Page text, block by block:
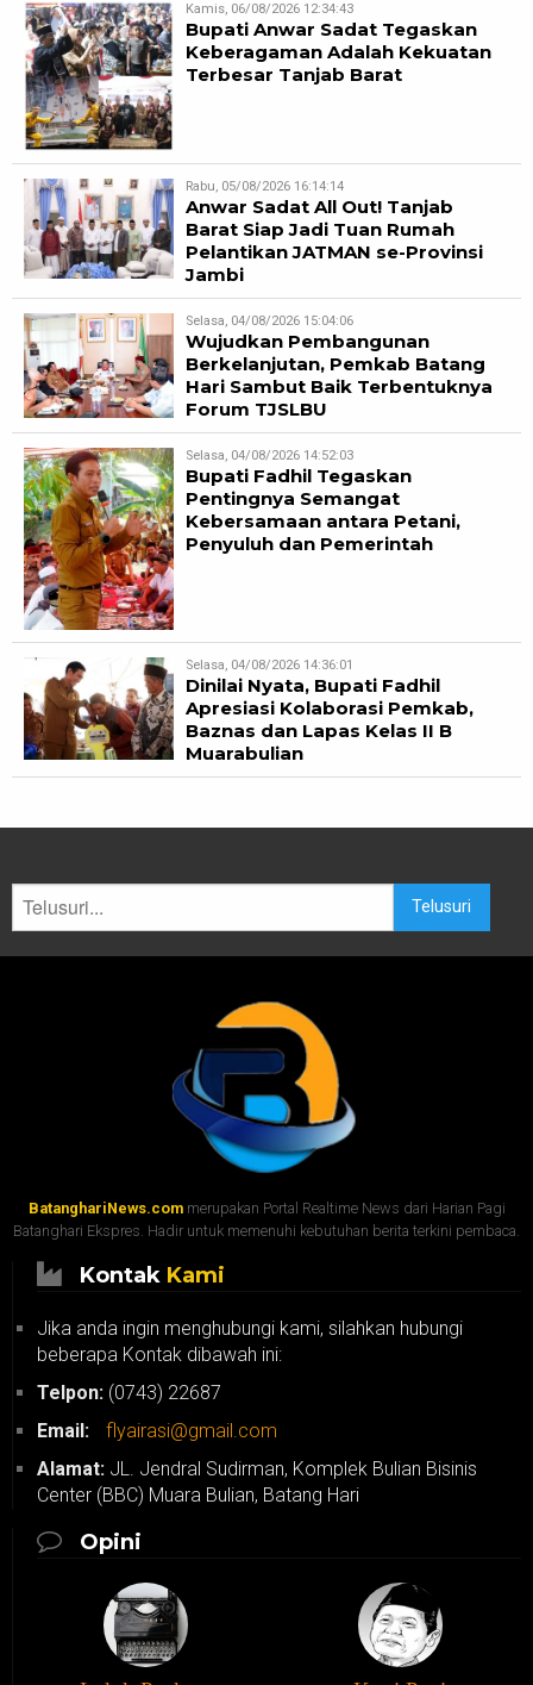
Kamis, 06/08/2026 12:34:43
Bupati Anwar Sadat Tegaskan
Keberagaman Adalah Kekuatan
Terbesar Tanjab Barat
Rabu, 05/08/2026 16:14:14
Anwar Sadat All Out! Tanjab
Barat Siap Jadi Tuan Rumah
Pelantikan JATMAN se-Provinsi
Jambi
Selasa, 04/08/2026 15:04:06
Wujudkan Pembangunan
Berkelanjutan, Pemkab Batang
Hari Sambut Baik Terbentuknya
Forum TJSLBU
Selasa, 04/08/2026 14:52:03
Bupati Fadhil Tegaskan
Pentingnya Semangat
Kebersamaan antara Petani,
Penyuluh dan Pemerintah
Selasa, 04/08/2026 14:36:01
Dinilai Nyata, Bupati Fadhil
Apresiasi Kolaborasi Pemkab,
Baznas dan Lapas Kelas II B
Muarabulian
Telusuri
BatanghariNews.commerupakan Portal Realtime News dari Harian Pagi
Batanghari Ekspres. Hadir untuk memenuhi kebutuhan berita terkini pembaca.
Kontak Kami
Jika anda ingin menghubungi kami, silahkan hubungi
beberapa Kontak dibawah ini:
Telpon: (0743) 22687
Email:
flyairasi@gmail.com
Alamat: JL. Jendral Sudirman, Komplek Bulian Bisinis
Center (BBC) Muara Bulian, Batang Hari
Opini